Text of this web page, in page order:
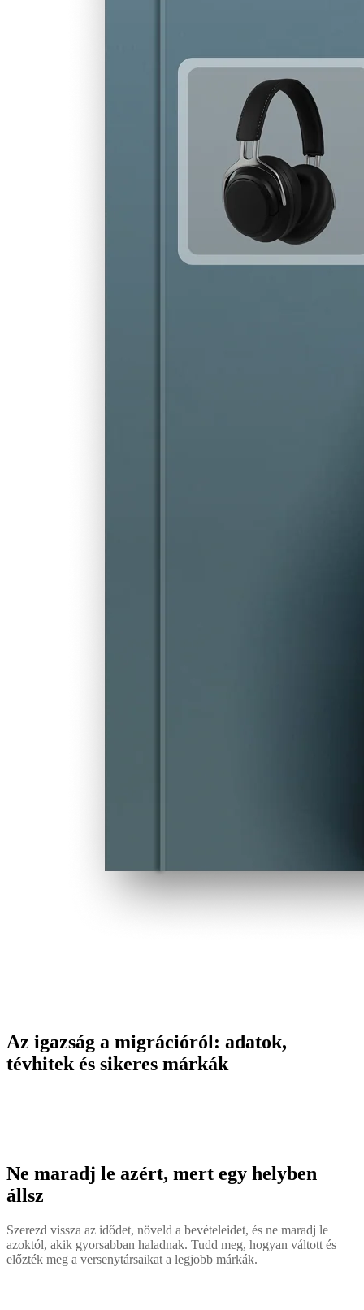
Az igazság a migrációról: adatok,
tévhitek és sikeres márkák
Ne maradj le azért, mert egy helyben
állsz
Szerezd vissza az idődet, növeld a bevételeidet, és ne maradj le
azoktól, akik gyorsabban haladnak. Tudd meg, hogyan váltott és
előzték meg a versenytársaikat a legjobb márkák.